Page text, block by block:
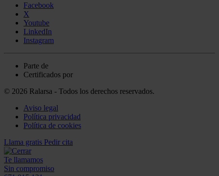
Facebook
X
Youtube
LinkedIn
Instagram
Parte de
Certificados por
© 2026 Ralarsa - Todos los derechos reservados.
Aviso legal
Política privacidad
Política de cookies
Llama gratis Pedir cita
Te llamamos
Sin compromiso